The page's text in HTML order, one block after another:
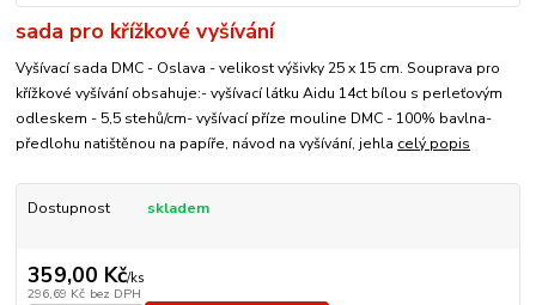
sada pro křížkové vyšívání
Vyšívací sada DMC - Oslava - velikost výšivky 25 x 15 cm. Souprava pro
křížkové vyšívání obsahuje:- vyšívací látku Aidu 14ct bílou s perleťovým
odleskem - 5,5 stehů/cm- vyšívací příze mouline DMC - 100% bavlna-
předlohu natištěnou na papíře, návod na vyšívání, jehla celý popis
Dostupnost skladem
359,00 Kč/ks
296,69 Kč bez DPH